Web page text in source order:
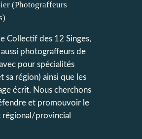
Collectif des 12 Singes,
photograffeurs de
pour spécialités
sa région) ainsi que les
écrit. Nous cherchons
et promouvoir le
provincial